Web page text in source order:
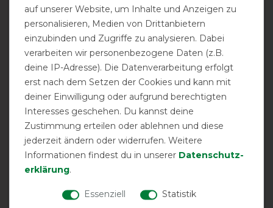
23.12.2024
Toller Liner , haben jetzt 2, zwecks Wechsel und waschen
07.12.2024
Passt perfekt in der angegebenen Größe, passt perfekt
unter die Rhino, ist schön leicht und wärmt sehr gut
25.02.2024
Bewährte Horseware Qualität. Fällt Horseware-typisch
etwas größer aus.
Toll das es so etwas gibt, so macht man aus einer Decke
auf unserer Website, um Inhalte und Anzeigen zu
personalisieren, Medien von Drittanbietern
einzubinden und Zugriffe zu analysieren. Dabei
verarbeiten wir personenbezogene Daten (z.B.
deine IP-Adresse). Die Datenverarbeitung erfolgt
erst nach dem Setzen der Cookies und kann mit
deiner Einwilligung oder aufgrund berechtigten
Interesses geschehen. Du kannst deine
Zustimmung erteilen oder ablehnen und diese
jederzeit ändern oder widerrufen. Weitere
Informationen findest du in unserer Daten­schutz­
erklärung.
Essenziell
Statistik